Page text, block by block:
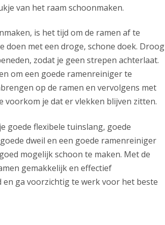
van het raam schoonmaken.
is het tijd om de ramen af te
doen met een droge, schone doek. Droog
zodat je geen strepen achterlaat.
om een goede ramenreiniger te
op de ramen en vervolgens met
voorkom je dat er vlekken blijven zitten.
goede flexibele tuinslang, goede
dweil en een goede ramenreiniger
mogelijk schoon te maken. Met de
gemakkelijk en effectief
en ga voorzichtig te werk voor het beste